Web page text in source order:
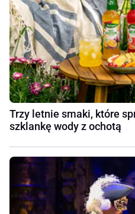
Trzy letnie smaki, które
szklankę wody z ochotą